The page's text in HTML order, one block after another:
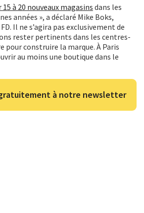
à 20 nouveaux magasins dans les
années », a déclaré Mike Boks,
Il ne s’agira pas exclusivement de
rester pertinents dans les centres-
pour construire la marque. À Paris
au moins une boutique dans le
à notre newsletter